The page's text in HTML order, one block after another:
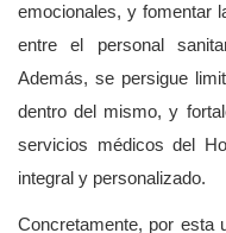
emocionales, y fomentar
entre el personal
Además, se persigue
dentro del mismo, y
servicios médicos del
integral y personalizado.
Concretamente, por esta